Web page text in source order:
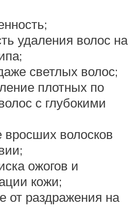
удаления волос на
светлых волос;
плотных по
с глубокими
вросших волосков
ожогов и
кожи;
от раздражения на